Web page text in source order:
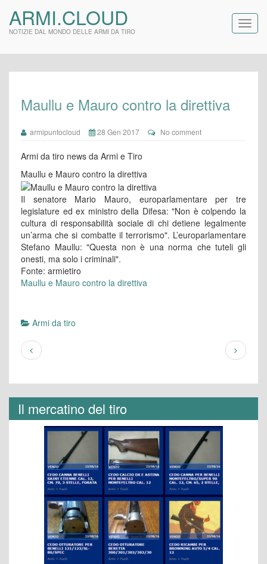
ARMI.CLOUD
NOTIZIE DAL MONDO DELLE ARMI DA TIRO
Maullu e Mauro contro la direttiva
armipuntocloud 28 Gen 2017 No comment
Armi da tiro news da Armi e Tiro
Maullu e Mauro contro la direttiva
Il senatore Mario Mauro, europarlamentare per tre
legislature ed ex ministro della Difesa: "Non è colpendo la
cultura di responsabilità sociale di chi detiene legalmente
un’arma che si combatte il terrorismo". L’europarlamentare
Stefano Maullu: "Questa non è una norma che tuteli gli
onesti, ma solo i criminali".
Fonte: armietiro
Maullu e Mauro contro la direttiva
Armi da tiro
Il mercatino del tiro